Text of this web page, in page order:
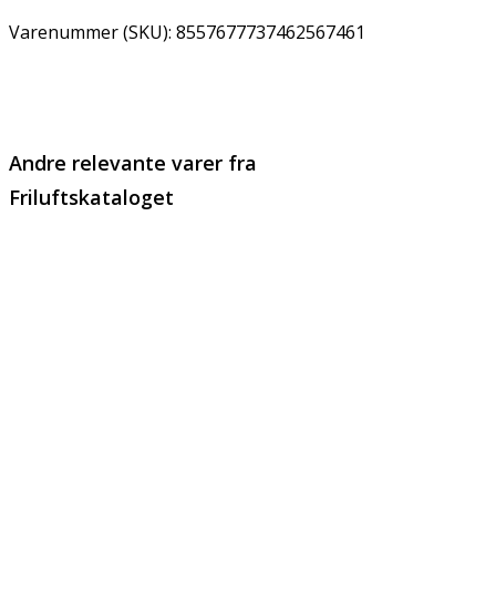
Varenummer (SKU): 8557677737462567461
Andre relevante varer fra
Friluftskataloget